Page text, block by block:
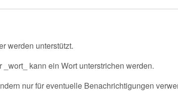
werden unterstützt.
kann ein Wort unterstrichen werden.
nur für eventuelle Benachrichtigungen